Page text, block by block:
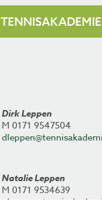
Dirk Leppen
M 0171 9547504
Natalie Leppen
M 0171 9534639